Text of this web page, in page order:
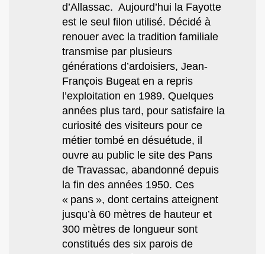
d’Allassac. Aujourd’hui la Fayotte
est le seul filon utilisé. Décidé à
renouer avec la tradition familiale
transmise par plusieurs
générations d’ardoisiers, Jean-
François Bugeat en a repris
l’exploitation en 1989. Quelques
années plus tard, pour satisfaire la
curiosité des visiteurs pour ce
métier tombé en désuétude, il
ouvre au public le site des Pans
de Travassac, abandonné depuis
la fin des années 1950. Ces
« pans », dont certains atteignent
jusqu’à 60 mètres de hauteur et
300 mètres de longueur sont
constitués des six parois de